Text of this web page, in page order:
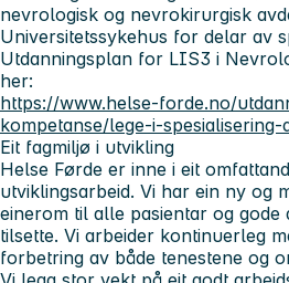
nevrologisk og nevrokirurgisk
Universitetssykehus for delar av
Utdanningsplan for LIS3 i
her:
https://www.helse-forde.no/
kompetanse/lege-i-
Eit fagmiljø i utvikling
Helse Førde er inne i eit
utviklingsarbeid. Vi har ein ny og
einerom til alle pasientar og
tilsette. Vi arbeider kontinuerleg
forbetring av både tenestene og